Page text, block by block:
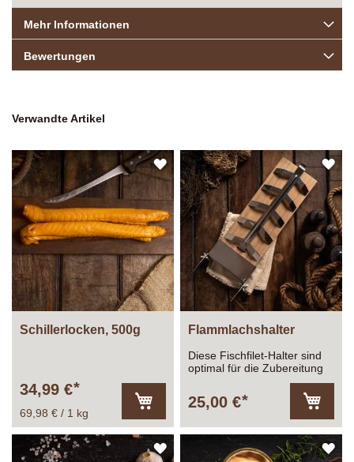
Mehr Informationen
Bewertungen
Verwandte Artikel
ZUR
WUNSCHLISTE
HINZUFÜGEN
Schillerlocken, 500g
34,99 €
69,98 € / 1 kg
den
Warenkorb
Flammlachshalter
Diese Fischfilet-Halter sind
optimal für die Zubereitung
von Flammlachs. Sie sind an
Feuerschalen zu befestigen
und der Neigungswinkel der
Halterungen ist verstellbar.
25,00 €
den
ZUR